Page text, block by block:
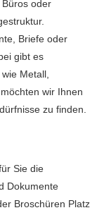
oder
Briefe oder
gibt es
Metall,
wir Ihnen
zu finden.
Sie die
Dokumente
Broschüren Platz